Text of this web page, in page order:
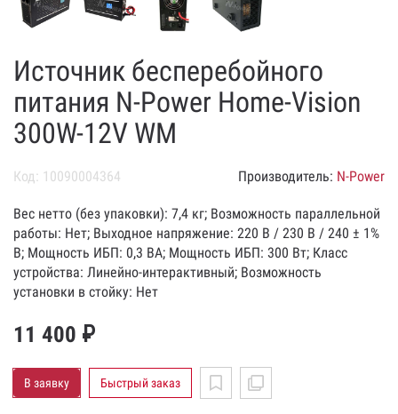
Источник бесперебойного
питания N-Power Home-Vision
300W-12V WM
Код: 10090004364 Производитель: N-Power
Вес нетто (без упаковки): 7,4 кг; Возможность параллельной
работы: Нет; Выходное напряжение: 220 В / 230 В / 240 ± 1%
В; Мощность ИБП: 0,3 ВА; Мощность ИБП: 300 Вт; Класс
устройства: Линейно-интерактивный; Возможность
установки в стойку: Нет
11 400 ₽
В заявку Быстрый заказ